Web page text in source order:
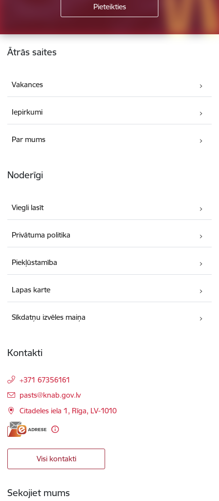
Kājene
Ātrās saites
Vakances
Iepirkumi
Par mums
Noderīgi
Viegli lasīt
Privātuma politika
Piekļūstamība
Lapas karte
Sīkdatņu izvēles maiņa
Kontakti
+371 67356161
E-pasts:
pasts@knab.gov.lv
Citadeles iela 1, Rīga, LV-1010
Visi kontakti
Sekojiet mums